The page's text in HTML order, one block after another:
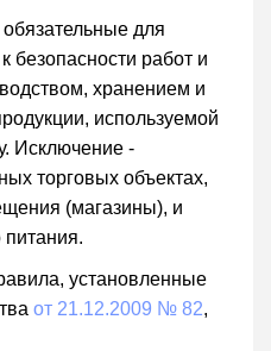
для
безопасности работ и
хранением и
используемой
Исключение -
торговых объектах,
(магазины), и
питания.
установленные
от 21.12.2009 № 82,